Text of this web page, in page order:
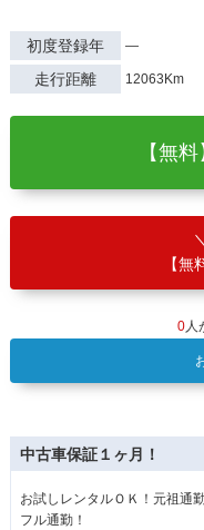
初度登録年 ―
走行距離 12063Km
【無
【
0人
中古車保証１ヶ月！
お試しレンタルＯＫ！元祖通
フル通勤！